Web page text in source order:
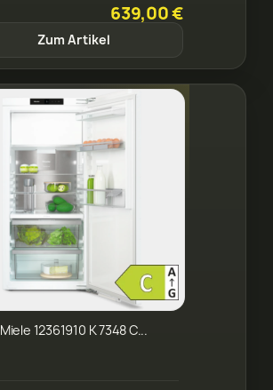
639,00 €
Zum Artikel
Miele 12361910 K 7348 C...